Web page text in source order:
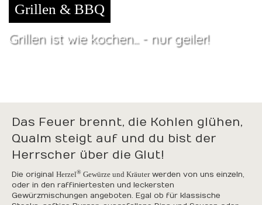
Das Feuer brennt, die Kohlen glühen,
Qualm steigt auf und du bist der
Herrscher über die Glut!
Die original Herzel® Gewürze und Kräuterwerden von uns einzeln,
oder in den raffiniertesten und leckersten
Gewürzmischungen angeboten. Egal ob für klassische
Grillen & BBQ
Grillen ist wie kochen... - nur geiler!